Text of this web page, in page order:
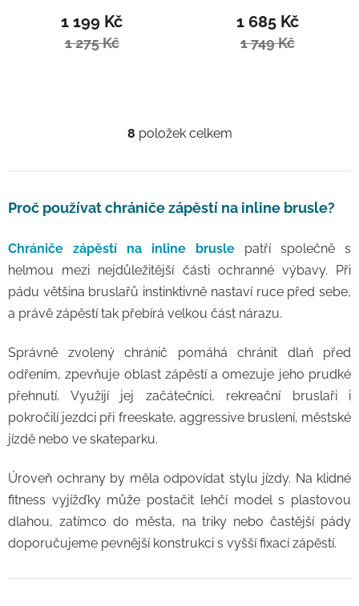
1 199 Kč
1 275 Kč
1 685 Kč
1 749 Kč
Ovládací prvky výpisu
8 položek celkem
Proč používat chrániče zápěstí na inline brusle?
Chrániče zápěstí na inline brusle patří společně s
helmou mezi nejdůležitější části ochranné výbavy. Při
pádu většina bruslařů instinktivně nastaví ruce před sebe,
a právě zápěstí tak přebírá velkou část nárazu.
Správně zvolený chránič pomáhá chránit dlaň před
odřením, zpevňuje oblast zápěstí a omezuje jeho prudké
přehnutí. Využijí jej začátečníci, rekreační bruslaři i
pokročilí jezdci při freeskate, aggressive bruslení, městské
jízdě nebo ve skateparku.
Úroveň ochrany by měla odpovídat stylu jízdy. Na klidné
fitness vyjížďky může postačit lehčí model s plastovou
dlahou, zatímco do města, na triky nebo častější pády
doporučujeme pevnější konstrukci s vyšší fixací zápěstí.